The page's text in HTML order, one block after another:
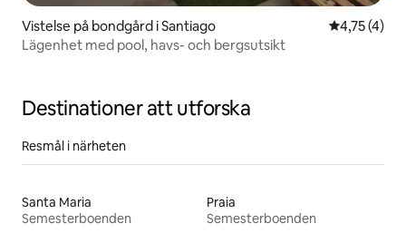
Vistelse på bondgård i Santiago 4,75 av 5 i
4,75 (4)
Lägenhet med pool, havs- och bergsutsikt
Destinationer att utforska
Resmål i närheten
Santa Maria
Semesterboenden
Praia
Semesterboenden